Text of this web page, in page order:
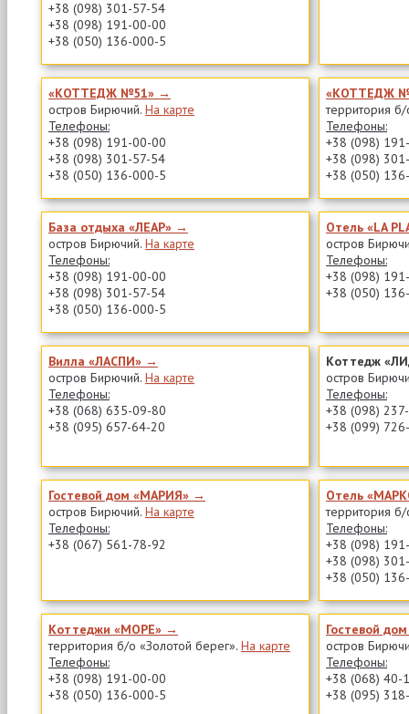
+38 (098) 301-57-54
+38 (098) 191-00-00
+38 (050) 136-000-5
«КОТТЕДЖ №51» →
остров Бирючий. На карте
Телефоны:
+38 (098) 191-00-00
+38 (098) 301-57-54
+38 (050) 136-000-5
«КОТТЕДЖ
территория
Телефоны:
+38 (098)
+38 (098)
+38 (050)
База отдыха «ЛЕАР» →
остров Бирючий. На карте
Телефоны:
+38 (098) 191-00-00
+38 (098) 301-57-54
+38 (050) 136-000-5
Отель «LA
остров
Телефоны:
+38 (098)
+38 (050)
Вилла «ЛАСПИ» →
остров Бирючий. На карте
Телефоны:
+38 (068) 635-09-80
+38 (095) 657-64-20
Коттедж
остров
Телефоны:
+38 (098)
+38 (099)
Гостевой дом «МАРИЯ» →
остров Бирючий. На карте
Телефоны:
+38 (067) 561-78-92
Отель
территория
Телефоны:
+38 (098)
+38 (098)
+38 (050)
Коттеджи «МОРЕ» →
территория б/о «Золотой берег». На карте
Телефоны:
+38 (098) 191-00-00
+38 (050) 136-000-5
Гостевой
остров
Телефоны:
+38 (068) 40-
+38 (095)